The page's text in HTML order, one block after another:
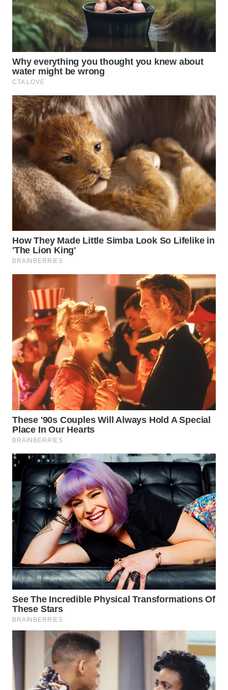
WN
NATUNA
WN
BINTAN
WN
MANDALIKA
WN
LIKUPANG
WN
LABUANBAJO
WN
Wahana
Media
WAHANA
NEWS
WAHANA
TANI
WAHANA
ADVOKAT
WAHANA
INFRASTRUKTUR
WAHANA
KONSUMEN
WAHANA
LISTRIK
WAHANA
TRAVEL
WAHANA
TV
WAHANANEWS
ID
WAHANANEWS
CO ID
WAHANANEWS
NET